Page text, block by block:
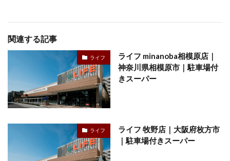
関連する記事
ライフ
ライフ minanoba相模原店｜
神奈川県相模原市｜駐車場付
きスーパー
ライフ
ライフ 牧野店｜大阪府枚方市
｜駐車場付きスーパー